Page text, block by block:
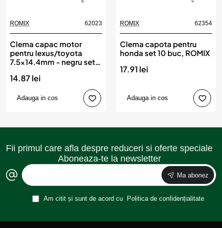
ROMIX 62023
Clema capac motor
pentru lexus/toyota
7.5x14.4mm - negru set
14.87 lei
Adauga in cos
ROMIX 62354
Clema capota pentru
honda set 10 buc, ROMIX
17.91 lei
Adauga in cos
Fii primul care afla despre reduceri si oferte speciale
Aboneaza-te la newsletter
Ma abonez
Am citit și sunt de acord cu Politica de confidențialitate